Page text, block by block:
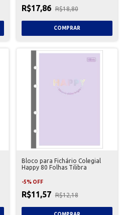
R$17,86 R$18,80
Bloco para Fichário Colegial
Happy 80 Folhas Tilibra
-5% OFF
R$11,57 R$12,18